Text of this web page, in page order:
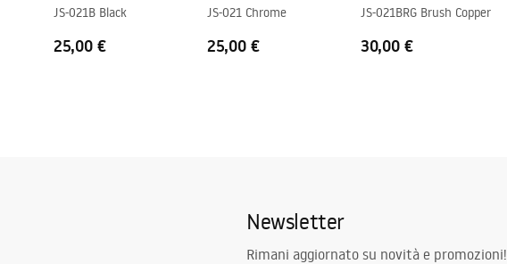
JS-021B Black
25,00 €
JS-021 Chrome
25,00 €
JS-021BRG Brush Copper
30,00 €
Newsletter
Rimani aggiornato su novità e promozioni!